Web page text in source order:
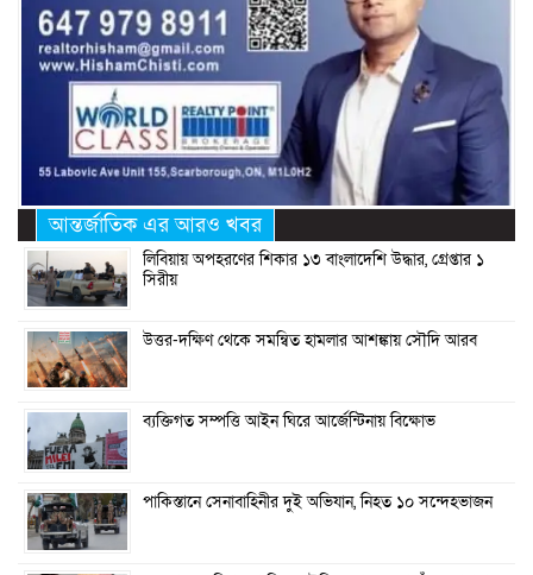
আন্তর্জাতিক এর আরও খবর
লিবিয়ায় অপহরণের শিকার ১৩ বাংলাদেশি উদ্ধার, গ্রেপ্তার ১
সিরীয়
উত্তর-দক্ষিণ থেকে সমন্বিত হামলার আশঙ্কায় সৌদি আরব
ব্যক্তিগত সম্পত্তি আইন ঘিরে আর্জেন্টিনায় বিক্ষোভ
পাকিস্তানে সেনাবাহিনীর দুই অভিযান, নিহত ১০ সন্দেহভাজন